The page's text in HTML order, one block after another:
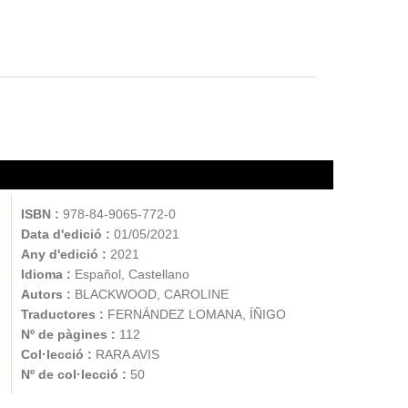
ISBN : 978-84-9065-772-0
Data d'edició : 01/05/2021
Any d'edició : 2021
Idioma : Español, Castellano
Autors : BLACKWOOD, CAROLINE
Traductores : FERNÁNDEZ LOMANA, ÍÑIGO
Nº de pàgines : 112
Col·lecció : RARA AVIS
Nº de col·lecció : 50